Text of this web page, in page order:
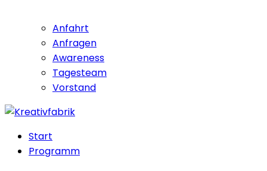
Anfahrt
Anfragen
Awareness
Tagesteam
Vorstand
Start
Programm